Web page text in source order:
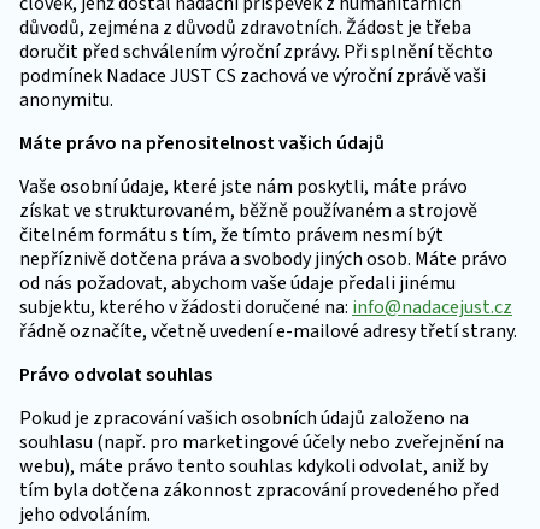
důvodů, zejména z důvodů zdravotních. Žádost je třeba
doručit před schválením výroční zprávy. Při splnění těchto
podmínek Nadace JUST CS zachová ve výroční zprávě vaši
anonymitu.
Máte právo na přenositelnost vašich údajů
Vaše osobní údaje, které jste nám poskytli, máte právo
získat ve strukturovaném, běžně používaném a strojově
čitelném formátu s tím, že tímto právem nesmí být
nepříznivě dotčena práva a svobody jiných osob. Máte právo
od nás požadovat, abychom vaše údaje předali jinému
subjektu, kterého v žádosti doručené na: info@nadacejust.cz
řádně označíte, včetně uvedení e-mailové adresy třetí strany.
Právo odvolat souhlas
Pokud je zpracování vašich osobních údajů založeno na
souhlasu (např. pro marketingové účely nebo zveřejnění na
webu), máte právo tento souhlas kdykoli odvolat, aniž by
tím byla dotčena zákonnost zpracování provedeného před
jeho odvoláním.